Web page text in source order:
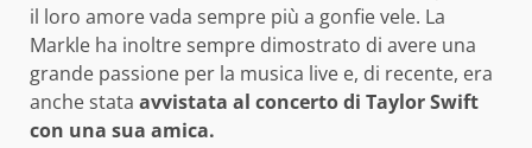
il loro amore vada sempre più a gonfie vele. La
Markle ha inoltre sempre dimostrato di avere una
grande passione per la musica live e, di recente, era
anche stata avvistata al concerto di Taylor Swift
con una sua amica.